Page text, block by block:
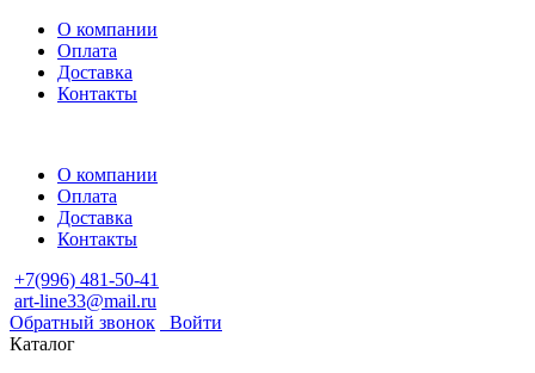
О компании
Оплата
Доставка
Контакты
О компании
Оплата
Доставка
Контакты
+7(996) 481-50-41
art-line33@mail.ru
Обратный звонок
Войти
Каталог